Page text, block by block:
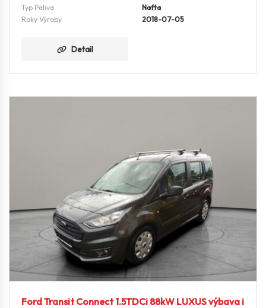
Typ Paliva
Nafta
Roky Výroby
2018-07-05
Detail
Ford Transit Connect 1.5TDCi 88kW LUXUS výbava i